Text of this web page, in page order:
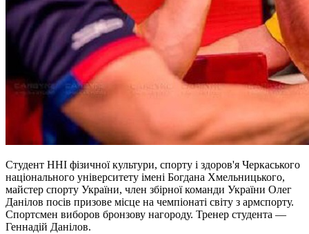
Студент ННІ фізичної культури, спорту і здоров'я Черкаського
національного університету імені Богдана Хмельницького,
майстер спорту України, член збірної команди України Олег
Данілов посів призове місце на чемпіонаті світу з армспорту.
Спортсмен виборов бронзову нагороду. Тренер студента —
Геннадій Данілов.